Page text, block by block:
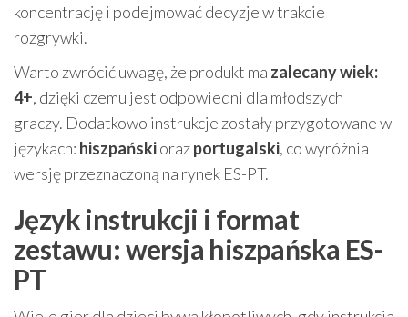
koncentrację i podejmować decyzje w trakcie
rozgrywki.
Warto zwrócić uwagę, że produkt ma zalecany wiek:
4+, dzięki czemu jest odpowiedni dla młodszych
graczy. Dodatkowo instrukcje zostały przygotowane w
językach: hiszpańskiorazportugalski, co wyróżnia
wersję przeznaczoną na rynek ES-PT.
Język instrukcji i format
zestawu: wersja hiszpańska ES-
PT